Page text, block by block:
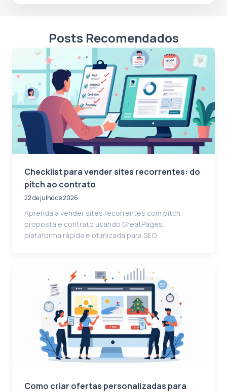
Posts Recomendados
Checklist para vender sites recorrentes: do
pitch ao contrato
22 de julho de 2026
Aprenda a vender sites recorrentes com pitch,
proposta e contrato usando GreatPages,
plataforma rápida e otimizada para SEO.
Como criar ofertas personalizadas para